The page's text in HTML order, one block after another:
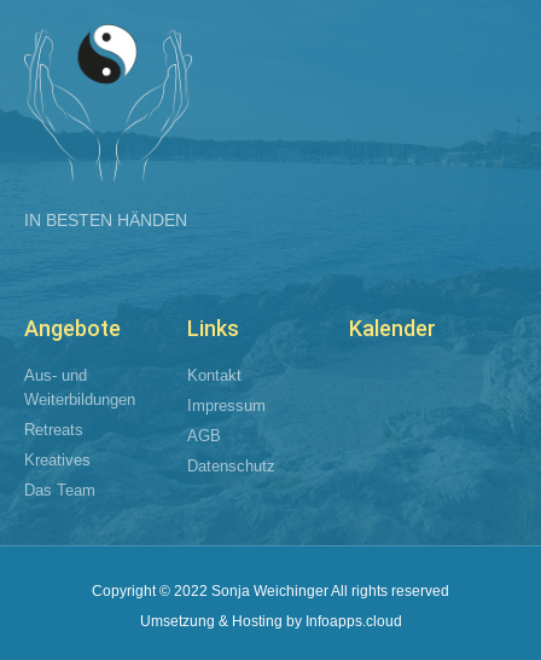
IN BESTEN HÄNDEN
Angebote
Aus- und
Weiterbildungen​
Retreats
Kreatives
Das Team
Links
Kontakt
Impressum
AGB
Datenschutz
Kalender
Copyright © 2022 Sonja Weichinger All rights reserved
Umsetzung & Hosting by Infoapps.cloud